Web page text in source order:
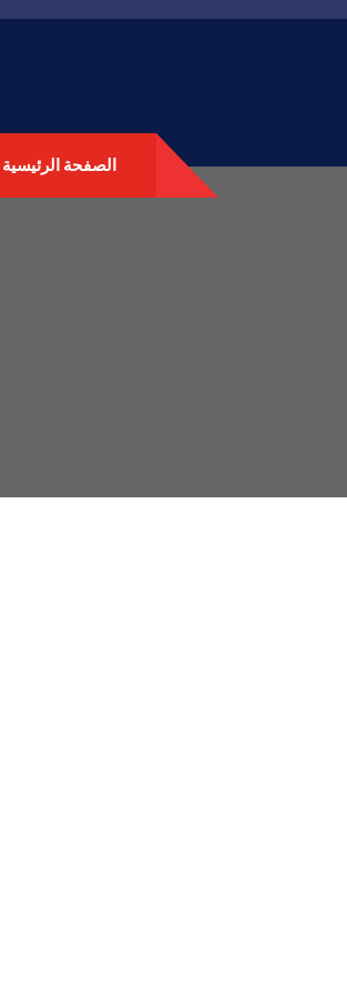
الصفحة الرئيسية